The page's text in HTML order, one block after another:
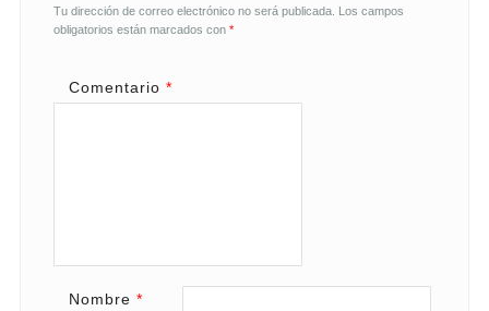
Tu dirección de correo electrónico no será publicada.
Los campos
obligatorios están marcados con *
Comentario *
Nombre *